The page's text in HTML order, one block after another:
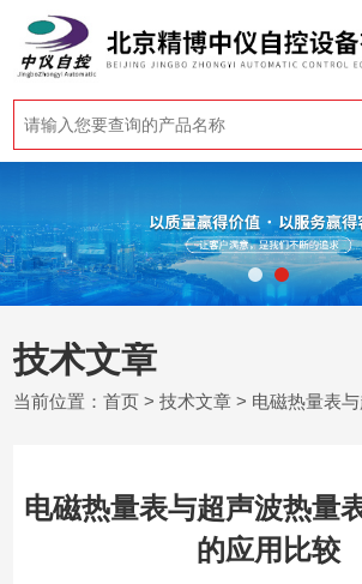
技术文章
当前位置：首页 >技术文章 > 电磁热量表与超声波
电磁热量表与超声波热量
的应用比较